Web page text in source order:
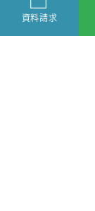
資料請求